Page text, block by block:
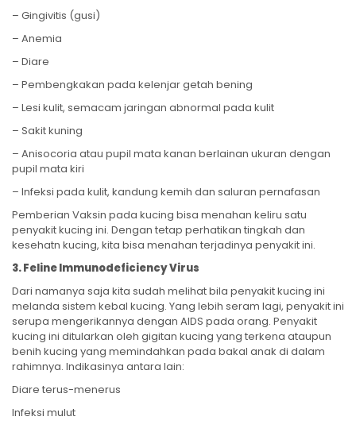
– Gingivitis (gusi)
– Anemia
– Diare
– Pembengkakan pada kelenjar getah bening
– Lesi kulit, semacam jaringan abnormal pada kulit
– Sakit kuning
– Anisocoria atau pupil mata kanan berlainan ukuran dengan
pupil mata kiri
– Infeksi pada kulit, kandung kemih dan saluran pernafasan
Pemberian Vaksin pada kucing bisa menahan keliru satu
penyakit kucing ini. Dengan tetap perhatikan tingkah dan
kesehatn kucing, kita bisa menahan terjadinya penyakit ini.
3. Feline Immunodeficiency Virus
Dari namanya saja kita sudah melihat bila penyakit kucing ini
melanda sistem kebal kucing. Yang lebih seram lagi, penyakit ini
serupa mengerikannya dengan AIDS pada orang. Penyakit
kucing ini ditularkan oleh gigitan kucing yang terkena ataupun
benih kucing yang memindahkan pada bakal anak di dalam
rahimnya. Indikasinya antara lain:
Diare terus-menerus
Infeksi mulut